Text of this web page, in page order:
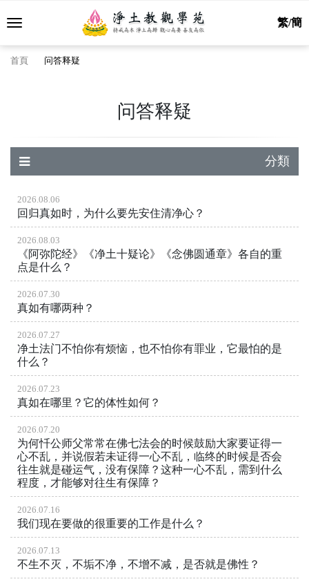
繁/簡
首頁 问答释疑
问答释疑
分類
2026.08.06
回归真如时，为什么要先安住清净心？
2026.08.03
《阿弥陀经》《净土十疑论》《念佛圆通章》各自的重
点是什么？
2026.07.30
真如有哪两种？
2026.07.27
净土法门不怕你有烦恼，也不怕你有罪业，它最怕的是
什么？
2026.07.23
真如在哪里？它的体性如何？
2026.07.20
为何忏公师父常常在佛七法会的时候鼓励大家要证得一
心不乱，并说假若未证得一心不乱，临终的时候是否会
往生就是碰运气，没有保障？这种一心不乱，需到什么
程度，才能够对往生有保障？
2026.07.16
我们现在要做的很重要的工作是什么？
2026.07.13
不生不灭，不垢不净，不增不减，是否就是佛性？